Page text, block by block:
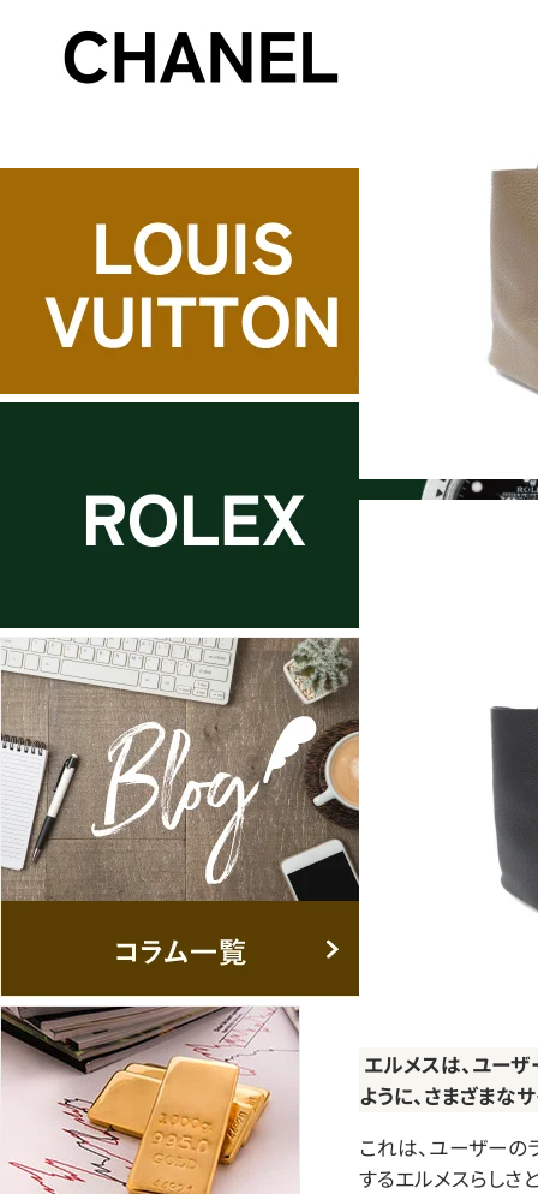
エルメスは、ユー
ように、さまざまな
これは、ユーザーの
するエルメスらしさ